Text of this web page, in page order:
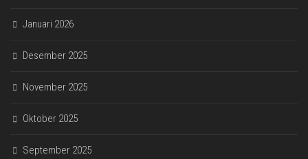
Januari 2026
Desember 2025
November 2025
Oktober 2025
September 2025